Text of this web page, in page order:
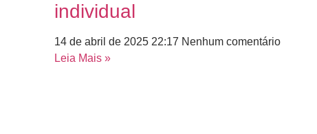
individual
14 de abril de 2025 22:17 Nenhum comentário
Leia Mais »